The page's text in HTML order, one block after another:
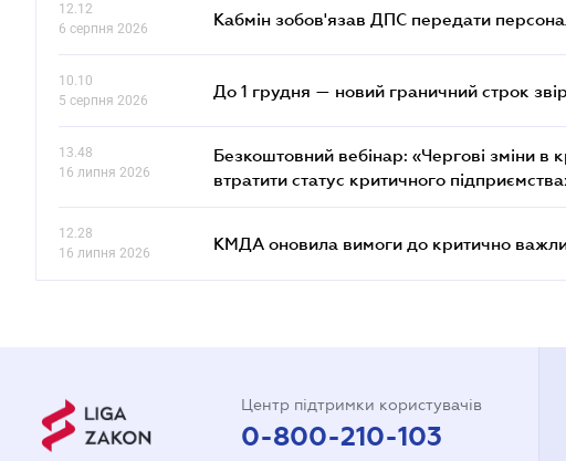
12.12
6 серпня 2026
Кабмін зобов'язав ДПС передати
10.10
5 серпня 2026
До 1 грудня — новий граничний строк
13.48
16 липня 2026
Безкоштовний вебінар: «Чергові зміни в
втратити статус критичного
12.28
16 липня 2026
КМДА оновила вимоги до критично
Центр підтримки користувачів
0-800-210-103